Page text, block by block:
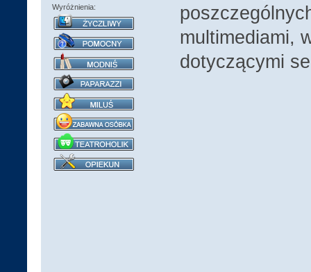
Wyróżnienia:
multimediami,
dotyczącymi